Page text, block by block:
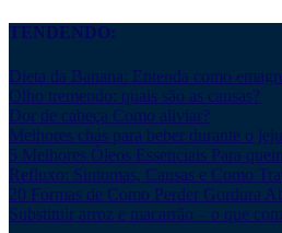
TENDENDO:
Dieta da Banana: Entenda como
Olho tremendo: quais são as causas?
Dor de cabeça Como aliviar?
Melhores chás para beber durante o
5 Melhores Óleos Essenciais Para
Refluxo: Sintomas, Causas e Como
20 Formas de Como Perder Gordura
Substituir arroz e macarrão – o que